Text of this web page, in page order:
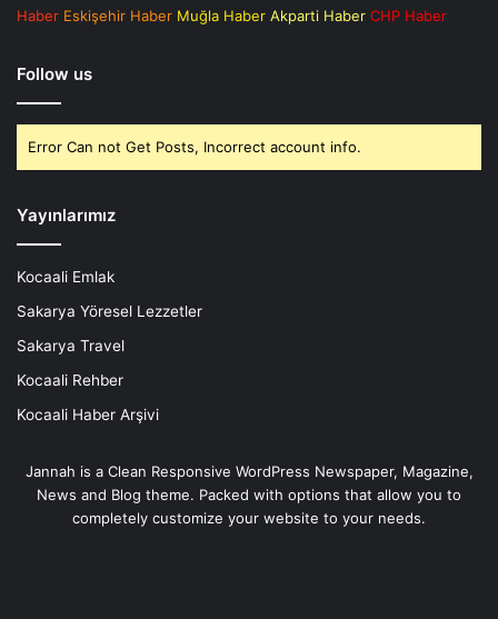
Haber Eskişehir Haber Muğla Haber Akparti Haber CHP Haber
Follow us
Error Can not Get Posts, Incorrect account info.
Yayınlarımız
Kocaali Emlak
Sakarya Yöresel Lezzetler
Sakarya Travel
Kocaali Rehber
Kocaali Haber Arşivi
Jannah is a Clean Responsive WordPress Newspaper, Magazine,
News and Blog theme. Packed with options that allow you to
completely customize your website to your needs.